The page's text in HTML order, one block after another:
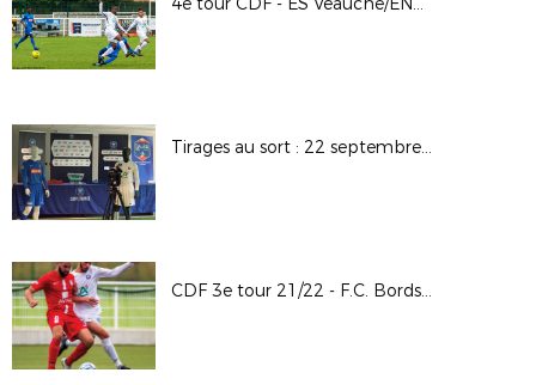
Tirages au sort : 22 septembre 2021 à Cournon d'Auvergne
CDF 3e tour 21/22 - F.C. Bords de Saône / F.C Lyon